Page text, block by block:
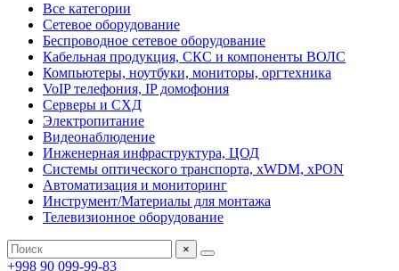
Все категории
Сетевое оборудование
Беспроводное сетевое оборудование
Кабельная продукция, СКС и компоненты ВОЛС
Компьютеры, ноутбуки, мониторы, оргтехника
VoIP телефония, IP домофония
Серверы и СХД
Электропитание
Видеонаблюдение
Инженерная инфраструктура, ЦОД
Системы оптического транспорта, xWDM, xPON
Автоматизация и мониторинг
Инструмент/Материалы для монтажа
Телевизионное оборудование
×
+998 90 099-99-83